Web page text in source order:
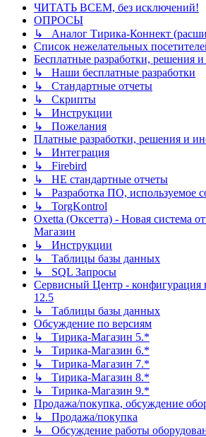
ЧИТАТЬ ВСЕМ, без исключений!
ОПРОСЫ
↳ Аналог Тирика-Коннект
Список нежелательных
Бесплатные разработки, решения
↳ Наши бесплатные разработки
↳ Стандартные отчеты
↳ Скрипты
↳ Инструкции
↳ Пожелания
Платные разработки, решения и
↳ Интеграция
↳ Firebird
↳ НЕ стандартные отчеты
↳ Разработка ПО, используемое
↳ TorgKontrol
Oxetta (Оксетта) - Новая система
Магазин
↳ Инструкции
↳ Таблицы базы данных
↳ SQL Запросы
Сервисный Центр - конфигурация
12.5
↳ Таблицы базы данных
Обсуждение по версиям
↳ Тирика-Магазин 5.*
↳ Тирика-Магазин 6.*
↳ Тирика-Магазин 7.*
↳ Тирика-Магазин 8.*
↳ Тирика-Магазин 9.*
Продажа/покупка, обсуждение
↳ Продажа/покупка
↳ Обсуждение работы